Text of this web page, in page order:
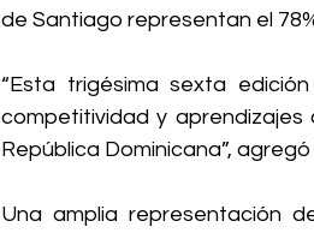
de Santiago representan el
“Esta trigésima sexta
competitividad y
República Dominicana”,
Una amplia representación